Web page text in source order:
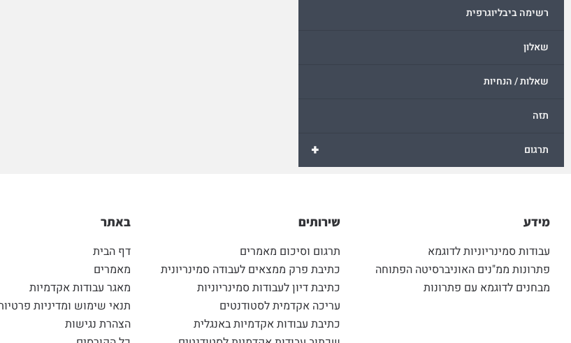
רשימה ביבליוגרפית
שאלון
שאלות / הנחיות
תזה
+ תרגום
מידע
עבודות סמינריוניות לדוגמא
פתרונות ממ"נים האוניברסיטה הפתוחה
מבחנים לדוגמא עם פתרונות
שירותים
תרגום וסיכום מאמרים
כתיבת פרק ממצאים לעבודה סמינריונית
כתיבת דיון לעבודות סמינריוניות
עריכה אקדמית לסטודנטים
כתיבת עבודות אקדמיות באנגלית
באתר
דף הבית
מאמרים
מאגר עבודות אקדמיות
תנאי שימוש ומדיניות
הצהרת נגישות